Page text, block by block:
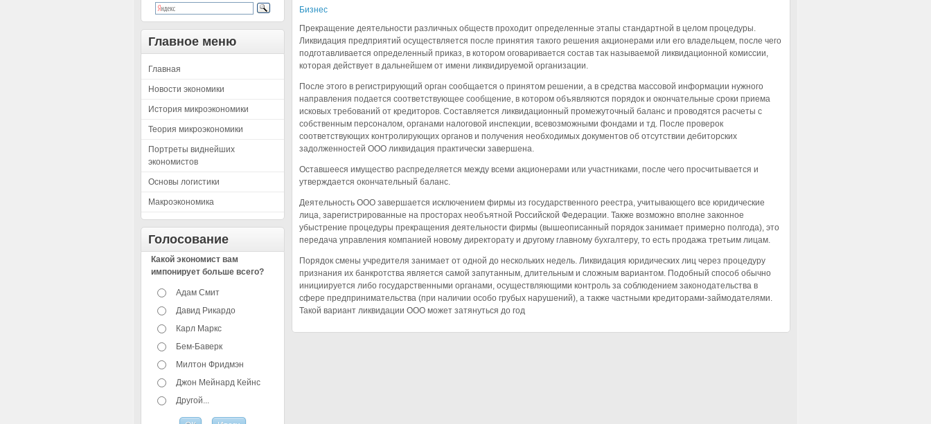
Главное меню
Главная
Новости экономики
История микроэкономики
Теория микроэкономики
Портреты виднейших
экономистов
Основы логистики
Макроэкономика
Голосование
Какой экономист вам
импонирует больше всего?
Адам Смит
Давид Рикардо
Карл Маркс
Бем-Баверк
Милтон Фридмэн
Джон Мейнард Кейнс
Другой...
Бизнес
Прекращение деятельности различных обществ проходит определенные этапы стандартной в целом процедуры.
Ликвидация предприятий осуществляется после принятия такого решения акционерами или его владельцем, после чего
подготавливается определенный приказ, в котором оговаривается состав так называемой ликвидационной комиссии,
которая действует в дальнейшем от имени ликвидируемой организации.
После этого в регистрирующий орган сообщается о принятом решении, а в средства массовой информации нужного
направления подается соответствующее сообщение, в котором объявляются порядок и окончательные сроки приема
исковых требований от кредиторов. Составляется ликвидационный промежуточный баланс и проводятся расчеты с
собственным персоналом, органами налоговой инспекции, всевозможными фондами и тд. После проверок
соответствующих контролирующих органов и получения необходимых документов об отсутствии дебиторских
задолженностей ООО ликвидация практически завершена.
Оставшееся имущество распределяется между всеми акционерами или участниками, после чего просчитывается и
утверждается окончательный баланс.
Деятельность ООО завершается исключением фирмы из государственного реестра, учитывающего все юридические
лица, зарегистрированные на просторах необъятной Российской Федерации. Также возможно вполне законное
убыстрение процедуры прекращения деятельности фирмы (вышеописанный порядок занимает примерно полгода), это
передача управления компанией новому директорату и другому главному бухгалтеру, то есть продажа третьим лицам.
Порядок смены учредителя занимает от одной до нескольких недель. Ликвидация юридических лиц через процедуру
признания их банкротства является самой запутанным, длительным и сложным вариантом. Подобный способ обычно
инициируется либо государственными органами, осуществляющими контроль за соблюдением законодательства в
сфере предпринимательства (при наличии особо грубых нарушений), а также частными кредиторами-займодателями.
Такой вариант ликвидации ООО может затянуться до год